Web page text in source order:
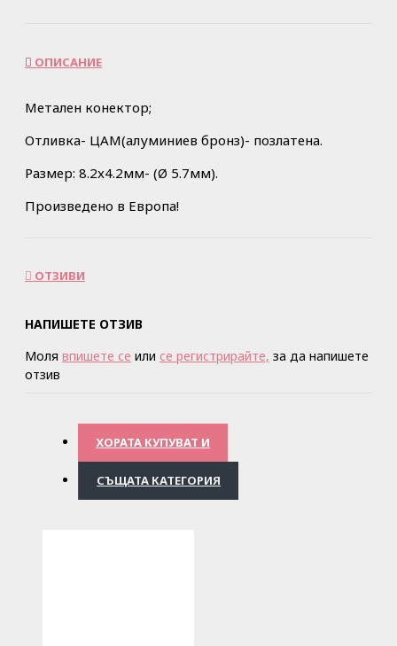
ОПИСАНИЕ
Метален конектор;
Отливка- ЦАМ(алуминиев бронз)- позлатена.
Размер: 8.2x4.2мм- (Ø 5.7мм).
Произведено в Европа!
ОТЗИВИ
НАПИШЕТЕ ОТЗИВ
Моля впишете се или се регистрирайте, за да напишете
отзив
ХОРАТА КУПУВАТ И
СЪЩАТА КАТЕГОРИЯ